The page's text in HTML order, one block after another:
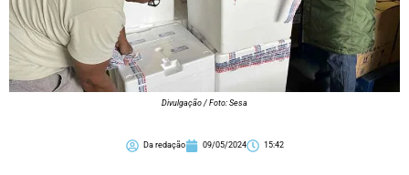
Divulgação / Foto: Sesa
Da redação 09/05/2024 15:42